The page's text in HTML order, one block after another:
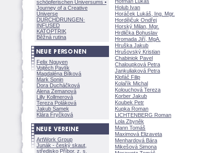
schöpferischen Universums •
Journey of a Creative
Universe
DURCHDRUNGEN·
INFUSED
KATOPTRIK
Běžná rutina
Felix Nguyen
Vojtěch Pavlík
Magdaléna Bílkov
Mark Sonin
Dora Ducháčkov
Alena Zemanov
Lilly Kollmerov
Tereza Polákov
Jakub Samek
Klára Fryčkov
ArtWork Group
Junák - český skaut,
středisko Příbor, z. s.
Holub Ivan
Horáček Lukáš, Ing. Mgr.
Hordějčuk Ondřej
Horský Milan, Mgr.
Hrdlička Bohuslav
Hromada Jiří, MgA.
Hruška Jakub
Hrušovský Kristian
Chabiniok Pavel
Chaloupková Petra
Jankuliaková Petra
Klofáč Filip
Kolařík Michal
Kolouchová Tereza
Korber Jakub
Koubek Petr
Kupka Roman
LICHTENBERG Roman
Lola Zbyněk
Mann Tom
Maximová Elizaveta
Menhardová Bára
Mikešová Simona